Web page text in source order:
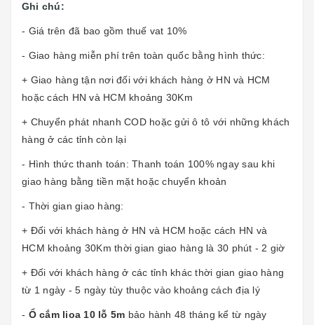
Ghi chú:
- Giá trên đã bao gồm thuế vat 10%
- Giao hàng miễn phí trên toàn quốc bằng hình thức:
+ Giao hàng tận nơi đối với khách hàng ở HN và HCM
hoặc cách HN và HCM khoảng 30Km
+ Chuyển phát nhanh COD hoặc gửi ô tô với những khách
hàng ở các tỉnh còn lại
- Hình thức thanh toán: Thanh toán 100% ngay sau khi
giao hàng bằng tiền mặt hoặc chuyển khoản
- Thời gian giao hàng:
+ Đối với khách hàng ở HN và HCM hoặc cách HN và
HCM khoảng 30Km thời gian giao hàng là 30 phút - 2 giờ
+ Đối với khách hàng ở các tỉnh khác thời gian giao hàng
từ 1 ngày - 5 ngày tùy thuộc vào khoảng cách địa lý
- Ổ cắm lioa 10 lỗ 5m bảo hành 48 tháng kể từ ngày